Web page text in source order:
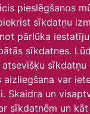
pieslēgšanos
sīkdatņu
pārlūka
sīkdatnes.
sīkdatņu
aizliegšana var
Skaidra un
sīkdatnēm un